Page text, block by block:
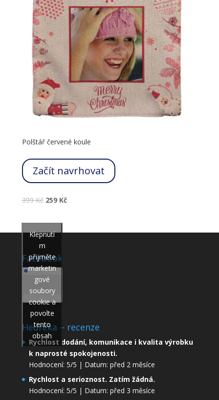
Polštář červené koule
Začít navrhovat
399Kč 259 Kč
Facebook
Klepnutí
m
přijměte
marketin
gové
soubory
cookie a
povolte
tento
obsah
Heureka – recenze
Rychlost dodání, komunikace i kvalita výrobku
k naprosté spokojenosti.
Hodnocení: 5/5 | Datum: před 2 měsíce
Rychlost a serioznost. Zatím žádná.
Hodnocení: 5/5 | Datum: před 3 měsíce